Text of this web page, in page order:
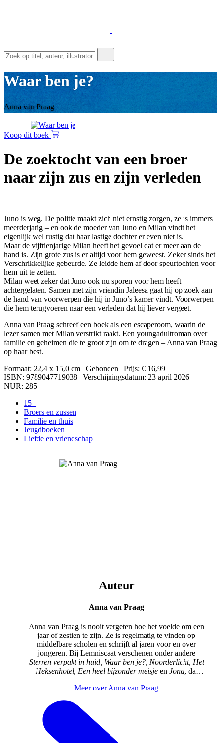
Waar ben je?
Anna van Praag
Koop dit boek
De zoektocht van een broer
naar zijn zus en zijn verleden
Juno is weg. De politie maakt zich niet ernstig zorgen, ze is immers
meerderjarig – en ook de moeder van Juno en Milan vindt het
eigenlijk wel rustig dat haar lastige dochter er even niet is.
Maar de vijftienjarige Milan heeft het gevoel dat er meer aan de
hand is. Zijn grote zus is er altijd voor hem geweest. Zeker sinds het
Verschrikkelijke gebeurde. Ze leidde hem af door speurtochten voor
hem uit te zetten.
Milan weet zeker dat Juno ook nu sporen voor hem heeft
achtergelaten. Samen met zijn vriendin Jaleesa gaat hij op zoek aan
de hand van voorwerpen die hij in Juno’s kamer vindt. Voorwerpen
die hem terugvoeren naar een verleden dat hij liever vergeet.
Anna van Praag schreef een boek als een escaperoom, waarin de
lezer samen met Milan verstrikt raakt. Een youngadultroman over
familie en geheimen die te groot zijn om te dragen – Anna van Praag
op haar best.
Formaat: 22,4 x 15,0 cm | Gebonden | Prijs: € 16,99 |
ISBN: 9789047719038 | Verschijningsdatum: 23 april 2026 |
NUR: 285
15+
Broers en zussen
Familie en thuis
Jeugdboeken
Liefde en vriendschap
Auteur
Anna van Praag
Anna van Praag is nooit vergeten hoe het voelde om een
jaar of zestien te zijn. Ze is regelmatig te vinden op
middelbare scholen en schrijft al jaren voor en over
jongeren. Bij Lemniscaat verschenen onder andere
Sterren verpakt in huid, Waar ben je?, Noorderlicht, Het
Heksenhotel, Een heel bijzonder meisjeen Jona, dat
en De Kleine Cervantes.
Meer over Anna van Praag